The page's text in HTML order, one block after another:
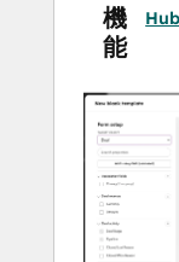
るカスタ
き、デー
機
能